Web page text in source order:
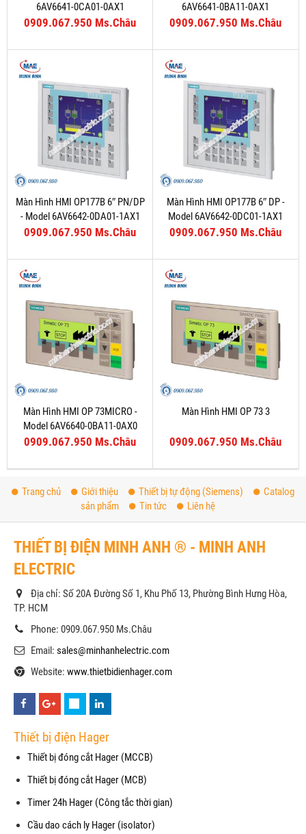
6AV6641-0CA01-0AX1
0909.067.950 Ms.Châu
6AV6641-0BA11-0AX1
0909.067.950 Ms.Châu
Màn Hình HMI OP177B 6″ PN/DP
- Model 6AV6642-0DA01-1AX1
0909.067.950 Ms.Châu
Màn Hình HMI OP177B 6″ DP -
Model 6AV6642-0DC01-1AX1
0909.067.950 Ms.Châu
Màn Hình HMI OP 73MICRO -
Model 6AV6640-0BA11-0AX0
0909.067.950 Ms.Châu
Màn Hình HMI OP 73 3
0909.067.950 Ms.Châu
Trang chủ Giới thiệu Thiết bị tự động (Siemens)
Catalog
sản phẩm
Tin tức Liên hệ
THIẾT BỊ ĐIỆN MINH ANH ® - MINH ANH
ELECTRIC
Địa chỉ: Số 20A Đường Số 1, Khu Phố 13, Phường Bình Hưng Hòa,
TP. HCM
Phone: 0909.067.950 Ms.Châu
Email: sales@minhanhelectric.com
Website: www.thietbidienhager.com
Thiết bị điện Hager
Thiết bị đóng cắt Hager (MCCB)
Thiết bị đóng cắt Hager (MCB)
Timer 24h Hager (Công tắc thời gian)
Cầu dao cách ly Hager (isolator)